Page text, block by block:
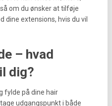
om du ønsker at tilføje
dine extensions, hvis du vil
– hvad
dig?
fylde på dine hair
udgangspunkt i både